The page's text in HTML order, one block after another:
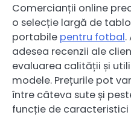
Comercianții online
o selecție largă de
portabile pentru fotbal.
adesea recenzii ale
evaluarea calității și
modele. Prețurile pot
între câteva sute și
funcție de caracteristici